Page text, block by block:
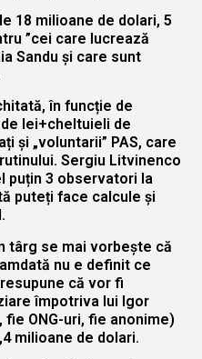
18 milioane de dolari, 5
”cei care lucrează
Sandu și care sunt
în funcție de
lei+cheltuieli de
și „voluntarii” PAS, care
Sergiu Litvinenco
puțin 3 observatori la
puteți face calcule și
târg se mai vorbește că
nu e definit ce
că vor fi
împotriva lui Igor
ONG-uri, fie anonime)
milioane de dolari.